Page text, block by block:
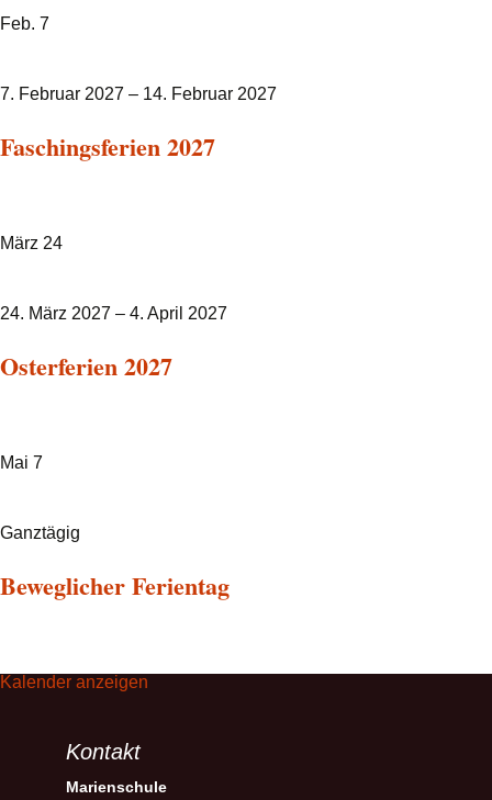
Feb. 7
7. Februar 2027 – 14. Februar 2027
Faschingsferien 2027
März 24
24. März 2027 – 4. April 2027
Osterferien 2027
Mai 7
Ganztägig
Beweglicher Ferientag
Kalender anzeigen
Kontakt
Marienschule